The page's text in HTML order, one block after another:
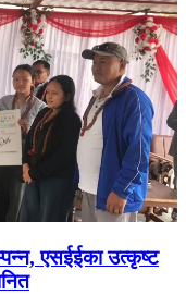
एसईईका उत्कृष्ट